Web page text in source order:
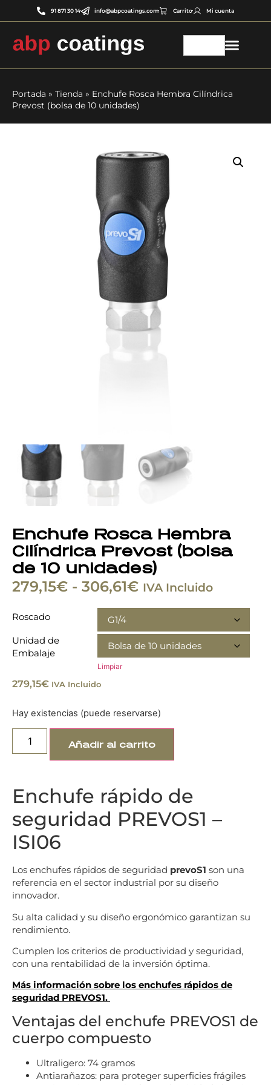
91 871 30 14 info@abpcoatings.com Carrito Mi cuenta
Portada » Tienda » Enchufe Rosca Hembra Cilíndrica
Prevost (bolsa de 10 unidades)
Enchufe Rosca Hembra
Cilíndrica Prevost (bolsa
de 10 unidades)
279,15€ - 306,61€ IVA Incluido
Roscado
Unidad de
Embalaje
Limpiar
279,15€ IVA Incluido
Hay existencias (puede reservarse)
Añadir al carrito
Enchufe rápido de
seguridad PREVOS1 –
ISI06
Los enchufes rápidos de seguridad prevoS1 son una
referencia en el sector industrial por su diseño
innovador.
Su alta calidad y su diseño ergonómico garantizan su
rendimiento.
Cumplen los criterios de productividad y seguridad,
con una rentabilidad de la inversión óptima.
Más información sobre los enchufes rápidos de
seguridad PREVOS1.
Ventajas del enchufe PREVOS1 de
cuerpo compuesto
Ultraligero: 74 gramos
Antiarañazos: para proteger superficies frágiles